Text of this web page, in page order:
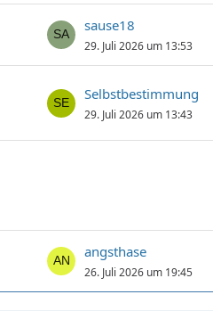
sause18
29. Juli 2026 um 13:53
Selbstbestimmung
29. Juli 2026 um 13:43
angsthase
26. Juli 2026 um 19:45